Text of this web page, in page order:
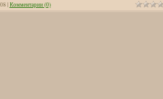
|Комментарии (0)